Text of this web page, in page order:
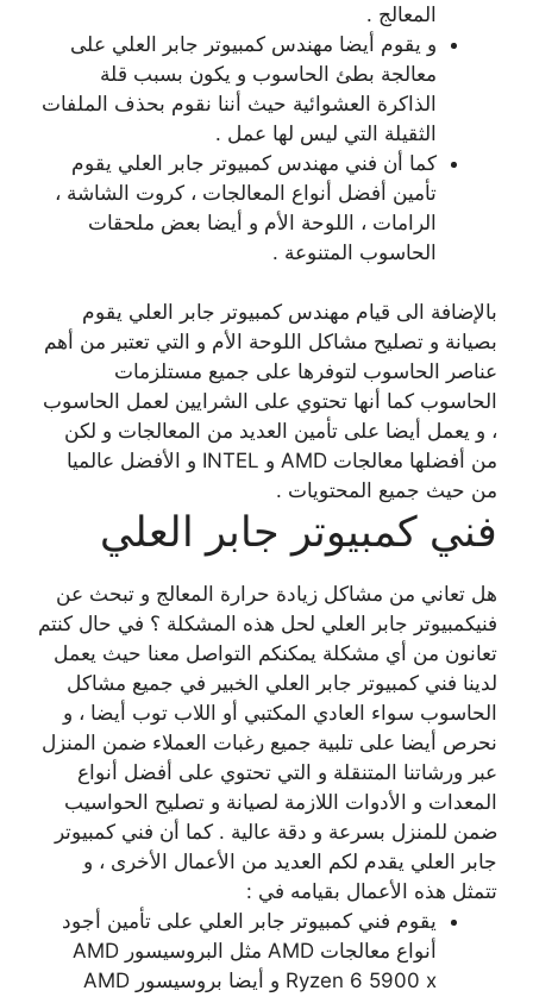
المعالج .
و يقوم أيضا مهندس كمبيوتر جابر العلي على
معالجة بطئ الحاسوب و يكون بسبب قلة
الذاكرة العشوائية حيث أننا نقوم بحذف الملفات
الثقيلة التي ليس لها عمل .
كما أن فني مهندس كمبيوتر جابر العلي يقوم
تأمين أفضل أنواع المعالجات ، كروت الشاشة ،
الرامات ، اللوحة الأم و أيضا بعض ملحقات
الحاسوب المتنوعة .
بالإضافة الى قيام مهندس كمبيوتر جابر العلي يقوم
بصيانة و تصليح مشاكل اللوحة الأم و التي تعتبر من أهم
عناصر الحاسوب لتوفرها على جميع مستلزمات
الحاسوب كما أنها تحتوي على الشرايين لعمل الحاسوب
، و يعمل أيضا على تأمين العديد من المعالجات و لكن
من أفضلها معالجات AMD و INTEL و الأفضل عالميا
من حيث جميع المحتويات .
فني كمبيوتر جابر العلي
هل تعاني من مشاكل زيادة حرارة المعالج و تبحث عن
فنيكمبيوتر جابر العلي لحل هذه المشكلة ؟ في حال كنتم
تعانون من أي مشكلة يمكنكم التواصل معنا حيث يعمل
لدينا فني كمبيوتر جابر العلي الخبير في جميع مشاكل
الحاسوب سواء العادي المكتبي أو اللاب توب أيضا ، و
نحرص أيضا على تلبية جميع رغبات العملاء ضمن المنزل
عبر ورشاتنا المتنقلة و التي تحتوي على أفضل أنواع
المعدات و الأدوات اللازمة لصيانة و تصليح الحواسيب
ضمن للمنزل بسرعة و دقة عالية . كما أن فني كمبيوتر
جابر العلي يقدم لكم العديد من الأعمال الأخرى ، و
تتمثل هذه الأعمال بقيامه في :
يقوم فني كمبيوتر جابر العلي على تأمين أجود
أنواع معالجات AMD مثل البروسيسور AMD
Ryzen 6 5900 x و أيضا بروسيسور AMD